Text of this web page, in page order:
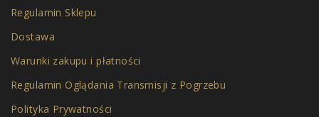
Regulamin Sklepu
Dostawa
Warunki zakupu i płatności
Regulamin Oglądania Transmisji z Pogrzebu
Polityka Prywatności